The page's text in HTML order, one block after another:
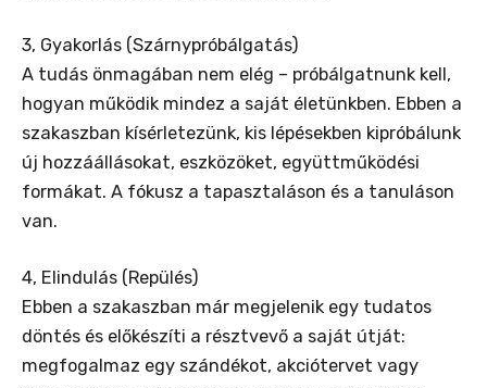
3, Gyakorlás (Szárnypróbálgatás)
A tudás önmagában nem elég – próbálgatnunk kell,
hogyan működik mindez a saját életünkben. Ebben a
szakaszban kísérletezünk, kis lépésekben kipróbálunk
új hozzáállásokat, eszközöket, együttműködési
formákat. A fókusz a tapasztaláson és a tanuláson
van.
4, Elindulás (Repülés)
Ebben a szakaszban már megjelenik egy tudatos
döntés és előkészíti a résztvevő a saját útját:
megfogalmaz egy szándékot, akciótervet vagy